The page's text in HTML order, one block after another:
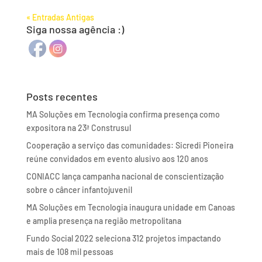
« Entradas Antigas
Siga nossa agência :)
Posts recentes
MA Soluções em Tecnologia confirma presença como
expositora na 23ª Construsul
Cooperação a serviço das comunidades: Sicredi Pioneira
reúne convidados em evento alusivo aos 120 anos
CONIACC lança campanha nacional de conscientização
sobre o câncer infantojuvenil
MA Soluções em Tecnologia inaugura unidade em Canoas
e amplia presença na região metropolitana
Fundo Social 2022 seleciona 312 projetos impactando
mais de 108 mil pessoas